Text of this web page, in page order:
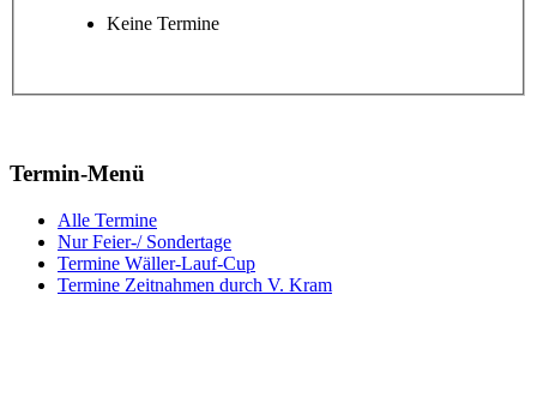
Keine Termine
Termin-Menü
Alle Termine
Nur Feier-/ Sondertage
Termine Wäller-Lauf-Cup
Termine Zeitnahmen durch V. Kram